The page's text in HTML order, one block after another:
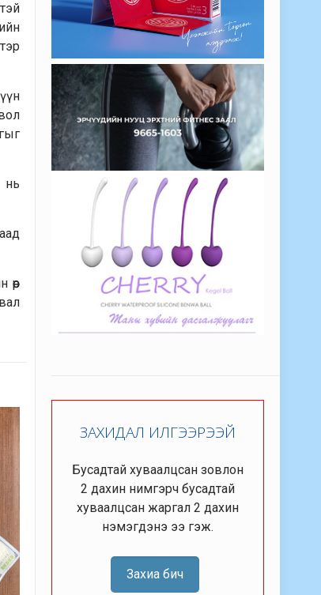
нь
ЗАХИДАЛ ИЛГЭЭРЭЭЙ
Бусадтай хуваалцсан зовлон
2 дахин нимгэрч бусадтай
хуваалцсан жаргал 2 дахин
нэмэгдэнэ ээ гэж.
Захиа бич